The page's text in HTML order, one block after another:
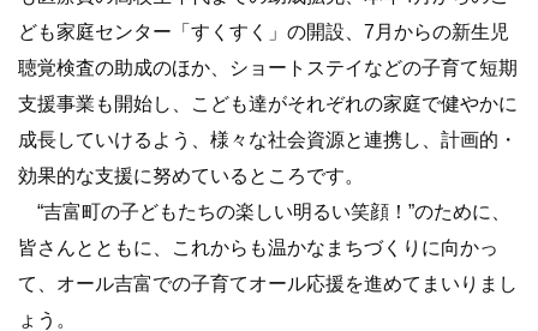
ども家庭センター「すくすく」の開設、7月からの新生児
聴覚検査の助成のほか、ショートステイなどの子育て短期
支援事業も開始し、こども達がそれぞれの家庭で健やかに
成長していけるよう、様々な社会資源と連携し、計画的・
効果的な支援に努めているところです。
“吉富町の子どもたちの楽しい明るい笑顔！”のために、
皆さんとともに、これからも温かなまちづくりに向かっ
て、オール吉富での子育てオール応援を進めてまいりまし
ょう。